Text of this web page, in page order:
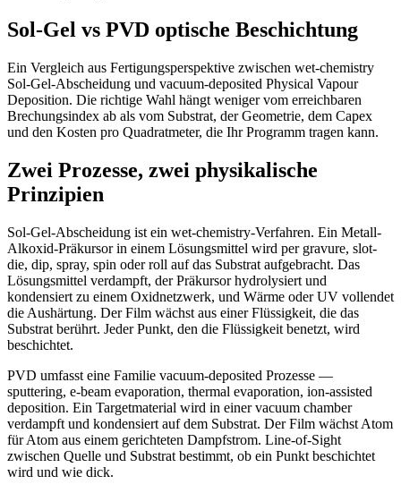
Sol-Gel vs PVD optische Beschichtung
Ein Vergleich aus Fertigungsperspektive zwischen wet-chemistry
Sol-Gel-Abscheidung und vacuum-deposited Physical Vapour
Deposition. Die richtige Wahl hängt weniger vom erreichbaren
Brechungsindex ab als vom Substrat, der Geometrie, dem Capex
und den Kosten pro Quadratmeter, die Ihr Programm tragen kann.
Zwei Prozesse, zwei physikalische
Prinzipien
Sol-Gel-Abscheidung ist ein wet-chemistry-Verfahren. Ein Metall-
Alkoxid-Präkursor in einem Lösungsmittel wird per gravure, slot-
die, dip, spray, spin oder roll auf das Substrat aufgebracht. Das
Lösungsmittel verdampft, der Präkursor hydrolysiert und
kondensiert zu einem Oxidnetzwerk, und Wärme oder UV vollendet
die Aushärtung. Der Film wächst aus einer Flüssigkeit, die das
Substrat berührt. Jeder Punkt, den die Flüssigkeit benetzt, wird
beschichtet.
PVD umfasst eine Familie vacuum-deposited Prozesse —
sputtering, e-beam evaporation, thermal evaporation, ion-assisted
deposition. Ein Targetmaterial wird in einer vacuum chamber
verdampft und kondensiert auf dem Substrat. Der Film wächst Atom
für Atom aus einem gerichteten Dampfstrom. Line-of-Sight
zwischen Quelle und Substrat bestimmt, ob ein Punkt beschichtet
wird und wie dick.